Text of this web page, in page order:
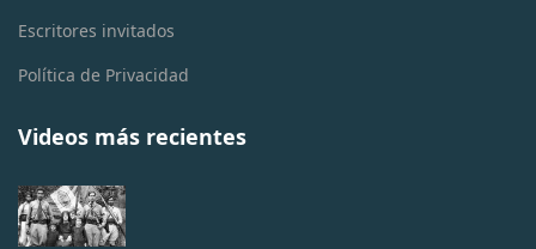
Escritores invitados
Política de Privacidad
Videos más recientes